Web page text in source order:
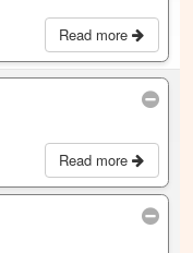
Read more
Read more